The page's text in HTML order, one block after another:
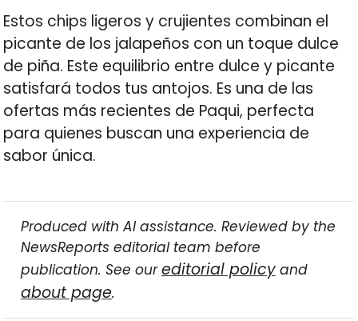
Estos chips ligeros y crujientes combinan el
picante de los jalapeños con un toque dulce
de piña. Este equilibrio entre dulce y picante
satisfará todos tus antojos. Es una de las
ofertas más recientes de Paqui, perfecta
para quienes buscan una experiencia de
sabor única.
Produced with AI assistance. Reviewed by the
NewsReports editorial team before
publication. See oureditorial policyand
about page.